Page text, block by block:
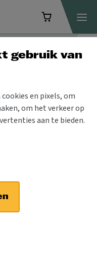
gebruik van
en pixels, om
om het verkeer op
aan te bieden.